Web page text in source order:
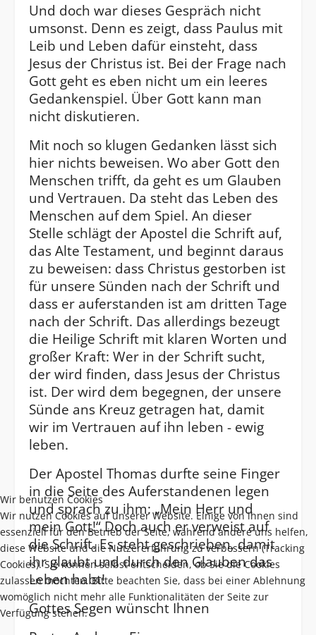
Und doch war dieses Gespräch nicht
umsonst. Denn es zeigt, dass Paulus mit
Leib und Leben dafür einsteht, dass
Jesus der Christus ist. Bei der Frage nach
Gott geht es eben nicht um ein leeres
Gedankenspiel. Über Gott kann man
nicht diskutieren.
Mit noch so klugen Gedanken lässt sich
hier nichts beweisen. Wo aber Gott den
Menschen trifft, da geht es um Glauben
und Vertrauen. Da steht das Leben des
Menschen auf dem Spiel. An dieser
Stelle schlägt der Apostel die Schrift auf,
das Alte Testament, und beginnt daraus
zu beweisen: dass Christus gestorben ist
für unsere Sünden nach der Schrift und
dass er auferstanden ist am dritten Tage
nach der Schrift. Das allerdings bezeugt
die Heilige Schrift mit klaren Worten und
großer Kraft: Wer in der Schrift sucht,
der wird finden, dass Jesus der Christus
ist. Der wird dem begegnen, der unsere
Sünde ans Kreuz getragen hat, damit
wir im Vertrauen auf ihn leben - ewig
leben.
Der Apostel Thomas durfte seine Finger
in die Seite des Auferstandenen legen
und sprach zu ihm: „Mein Herr und
mein Gott!“ Doch auch er verweist auf
die Schrift. Es steht geschrieben, damit
ihr glaubt und durch den Glauben das
Leben habt!
Gottes Segen wünscht Ihnen
Wir benutzen Cookies
Wir nutzen Cookies auf unserer Website. Einige von ihnen sind
essenziell für den Betrieb der Seite, während andere uns helfen,
diese Website und die Nutzererfahrung zu verbessern (Tracking
Cookies). Sie können selbst entscheiden, ob Sie die Cookies
zulassen möchten. Bitte beachten Sie, dass bei einer Ablehnung
womöglich nicht mehr alle Funktionalitäten der Seite zur
Verfügung stehen.